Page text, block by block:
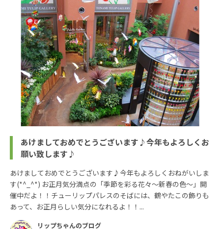
あけましておめでとうございます♪今年もよろしくお
願い致します♪
あけましておめでとうございます♪今年もよろしくおねがいしま
す(*^_^*) お正月気分満点の「季節を彩る花々～新春の色～」開
催中だよ！！チューリップパレスのそばには、鶴やたこの飾りも
あって、お正月らしい気分になれるよ！！...
リップちゃんのブログ